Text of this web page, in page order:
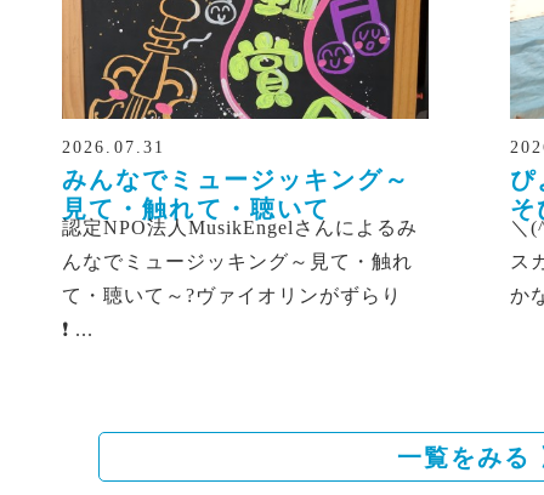
2026.07.31
みんなでミュージッキング～
見て・触れて・聴いて
認定NPO法人MusikEngelさんによるみ
んなでミュージッキング～見て・触れ
て・聴いて～ ?ヴァイオリンがずらり
❗️ ...
ぴ
そ
＼
ス
か
一覧をみる